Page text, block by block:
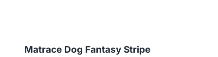
Matrace Dog Fantasy Stripe